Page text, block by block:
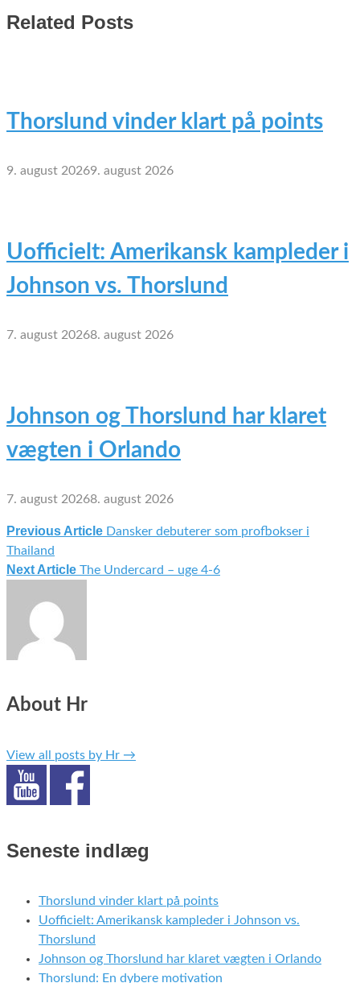
Related Posts
Thorslund vinder klart på points
9. august 20269. august 2026
Uofficielt: Amerikansk kampleder i
Johnson vs. Thorslund
7. august 20268. august 2026
Johnson og Thorslund har klaret
vægten i Orlando
7. august 20268. august 2026
Indlægsnavigation
Previous Article Dansker debuterer som profbokser i
Thailand
Next Article The Undercard – uge 4-6
About Hr
View all posts by Hr →
Seneste indlæg
Thorslund vinder klart på points
Uofficielt: Amerikansk kampleder i Johnson vs.
Thorslund
Johnson og Thorslund har klaret vægten i Orlando
Thorslund: En dybere motivation